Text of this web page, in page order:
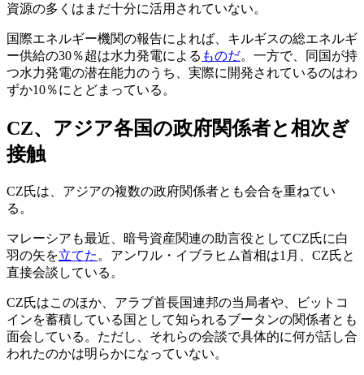
資源の多くはまだ十分に活用されていない。
国際エネルギー機関の報告によれば、キルギスの総エネルギ
ー供給の30％超は水力発電による ものだ。一方で、同国が持
つ水力発電の潜在能力のうち、実際に開発されているのはわ
ずか10％にとどまっている。
CZ、アジア各国の政府関係者と相次ぎ
接触
CZ氏は、アジアの複数の政府関係者とも会合を重ねてい
る。
マレーシアも最近、暗号資産関連の助言役としてCZ氏に白
羽の矢を立てた 。アンワル・イブラヒム首相は1月、CZ氏と
直接会談している。
CZ氏はこのほか、アラブ首長国連邦の当局者や、ビットコ
インを蓄積している国として知られるブータンの関係者とも
面会している。ただし、それらの会談で具体的に何が話し合
われたのかは明らかになっていない。